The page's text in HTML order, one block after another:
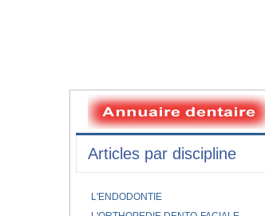
Articles par discipline
L'ENDODONTIE